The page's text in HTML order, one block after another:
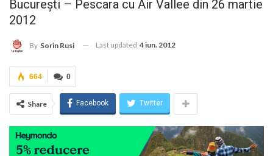
Bucureşti – Pescara cu Air Vallee din 26 martie
2012
By Sorin Rusi Last updated 4 iun. 2012
0
664
Share Facebook Twitter